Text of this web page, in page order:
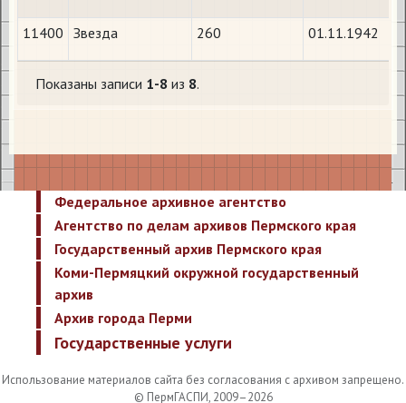
11400 Звезда 260 01.11.1942
Показаны записи 1-8 из 8.
Федеральное архивное агентство
Агентство по делам архивов Пермского края
Государственный архив Пермского края
Коми-Пермяцкий окружной государственный
архив
Архив города Перми
Государственные услуги
Использование материалов сайта без согласования с архивом запрещено.
© ПермГАСПИ, 2009–2026